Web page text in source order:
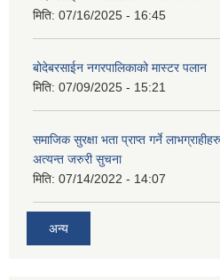
मिति: 07/16/2025 - 16:45
बोदेबरसाईन नगरपालिकाको मास्टर पलान
मिति: 07/09/2025 - 15:21
समाजिक सुरक्षा भता प्राप्त गर्ने
अत्यन्त जरुरी सुचना
मिति: 07/14/2022 - 14:07
अन्य